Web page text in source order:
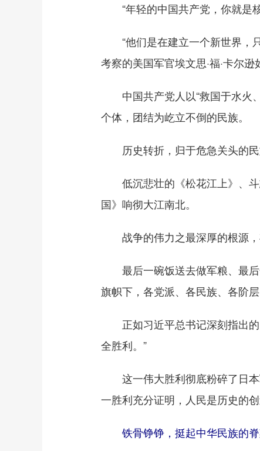
“年轻的中国共产党，你就是核
“他们是在建立一个新世界，
考察的美国军官埃文思·福·卡尔逊
中国共产党人以“救国于水火、
个体，团结为屹立不倒的民族。
历史转折，归于危急关头的
低沉悲壮的《松花江上》、斗
国》响彻大江南北。
战争的伟力之最深厚的根源，
最后一碗饭送去做军粮、最后
旗帜下，各党派、各民族、各阶
正如习近平总书记深刻指出的
全胜利。”
这一伟大胜利彻底粉碎了日本
一胜利充分证明，人民是历史的
铁骨铮铮，挺起中华民族的